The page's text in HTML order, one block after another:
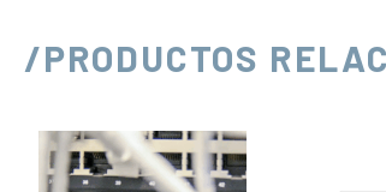
/PRODUCTOS